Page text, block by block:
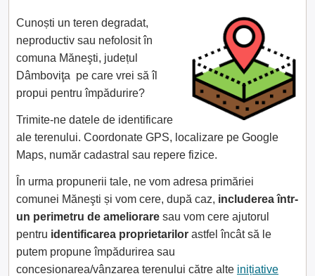
Cunoști un teren degradat,
neproductiv sau nefolosit în
comuna Măneşti, județul
Dâmboviţa pe care vrei să îl
propui pentru împădurire?
Trimite-ne datele de identificare
ale terenului. Coordonate GPS, localizare pe Google
Maps, număr cadastral sau repere fizice.
În urma propunerii tale, ne vom adresa primăriei
comunei Măneşti și vom cere, după caz, includerea într-
un perimetru de ameliorare sau vom cere ajutorul
pentru identificarea proprietarilor astfel încât să le
putem propune împădurirea sau
concesionarea/vânzarea terenului către alte inițiative